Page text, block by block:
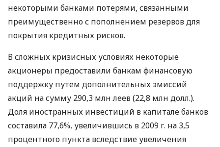
некоторыми банками потерями, связанными
преимущественно с пополнением резервов для
покрытия кредитных рисков.
В сложных кризисных условиях некоторые
акционеры предоставили банкам финансовую
поддержку путем дополнительных эмиссий
акций на сумму 290,3 млн леев (22,8 млн долл.).
Доля иностранных инвестиций в капитале банков
составила 77,6%, увеличившись в 2009 г. на 3,5
процентного пункта вследствие увеличения